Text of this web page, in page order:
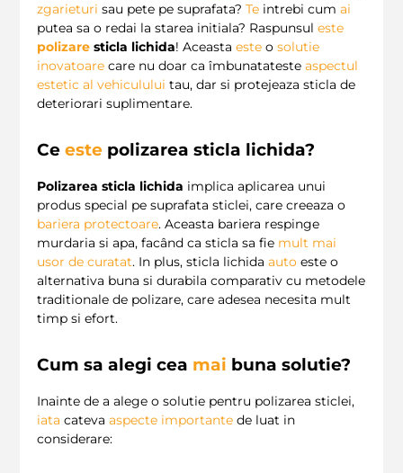
zgarieturi sau pete pe suprafata? Te intrebi cum ai
putea sa o redai la starea initiala? Raspunsul este
polizare sticla lichida! Aceasta este o solutie
inovatoare care nu doar ca îmbunatateste aspectul
estetic al vehiculului tau, dar si protejeaza sticla de
deteriorari suplimentare.
Ce este polizarea sticla lichida?
Polizarea sticla lichida implica aplicarea unui
produs special pe suprafata sticlei, care creeaza o
bariera protectoare. Aceasta bariera respinge
murdaria si apa, facând ca sticla sa fie mult mai
usor de curatat. In plus, sticla lichida auto este o
alternativa buna si durabila comparativ cu metodele
traditionale de polizare, care adesea necesita mult
timp si efort.
Cum sa alegi cea mai buna solutie?
Inainte de a alege o solutie pentru polizarea sticlei,
iata cateva aspecte importante de luat in
considerare: